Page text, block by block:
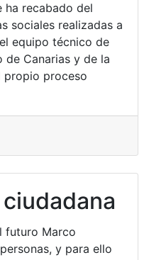
ha recabado del
sociales realizadas a
equipo técnico de
Canarias y de la
propio proceso
futuro Marco
y para ello